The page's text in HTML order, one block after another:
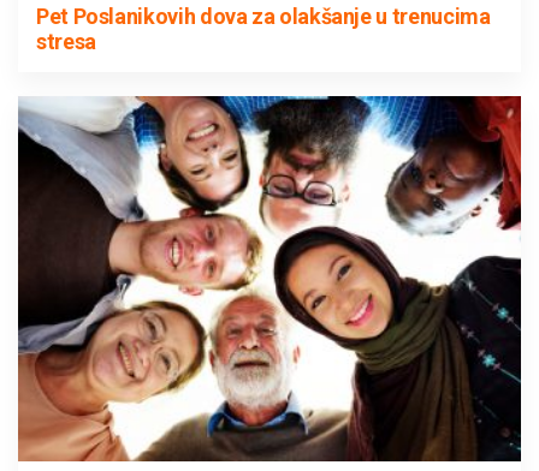
Pet Poslanikovih dova za olakšanje u trenucima
stresa